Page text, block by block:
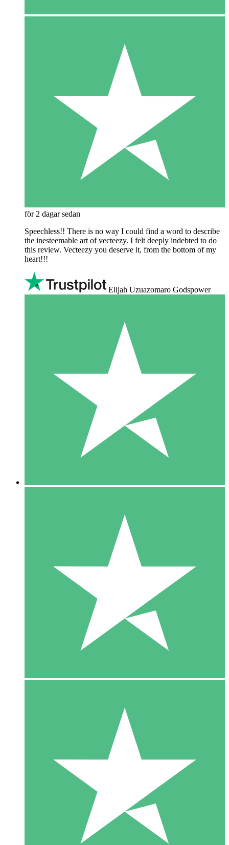
för 2 dagar sedan
Speechless!! There is no way I could find a word to describe
the inesteemable art of vecteezy. I felt deeply indebted to do
this review. Vecteezy you deserve it, from the bottom of my
heart!!!
Elijah Uzuazomaro Godspower